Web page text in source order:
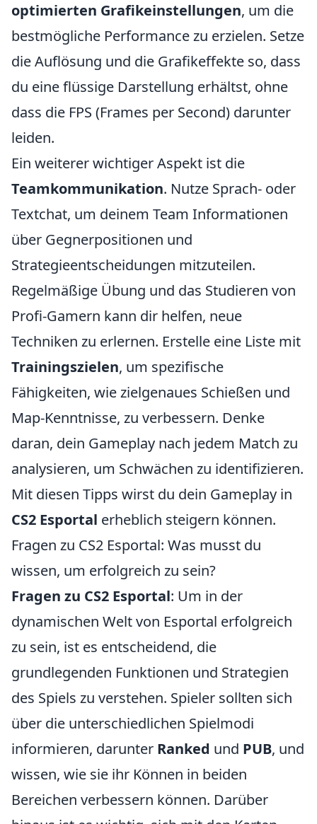
optimierten Grafikeinstellungen, um die
bestmögliche Performance zu erzielen. Setze
die Auflösung und die Grafikeffekte so, dass
du eine flüssige Darstellung erhältst, ohne
dass die FPS (Frames per Second) darunter
leiden.
Ein weiterer wichtiger Aspekt ist die
Teamkommunikation. Nutze Sprach- oder
Textchat, um deinem Team Informationen
über Gegnerpositionen und
Strategieentscheidungen mitzuteilen.
Regelmäßige Übung und das Studieren von
Profi-Gamern kann dir helfen, neue
Techniken zu erlernen. Erstelle eine Liste mit
Trainingszielen, um spezifische
Fähigkeiten, wie zielgenaues Schießen und
Map-Kenntnisse, zu verbessern. Denke
daran, dein Gameplay nach jedem Match zu
analysieren, um Schwächen zu identifizieren.
Mit diesen Tipps wirst du dein Gameplay in
CS2 Esportal erheblich steigern können.
Fragen zu CS2 Esportal: Was musst du
wissen, um erfolgreich zu sein?
Fragen zu CS2 Esportal: Um in der
dynamischen Welt von Esportal erfolgreich
zu sein, ist es entscheidend, die
grundlegenden Funktionen und Strategien
des Spiels zu verstehen. Spieler sollten sich
über die unterschiedlichen Spielmodi
informieren, darunter Ranked und PUB, und
wissen, wie sie ihr Können in beiden
Bereichen verbessern können. Darüber